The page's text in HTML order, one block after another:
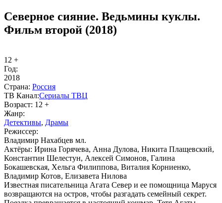
Северное сияние. Ведьмины куклы.
Фильм второй (2018)
12 +
Год:
2018
Стра­на: Рос­сия
ТВ Ка­нал:Сериалы ТВЦ
Воз­раст: 12 +
Жанр:
Де­тек­ти­вы, Дра­мы
Ре­жис­сер:
Владимир Нахабцев мл.
Ак­тё­ры: Ирина Горячева, Анна Дулова, Никита Плащевский,
Константин Шелестун, Алексей Симонов, Галина
Бокашевская, Хельга Филиппова, Виталия Корниенко,
Владимир Котов, Елизавета Нилова
Известная писательница Агата Север и ее помощница Маруся
возвращаются на остров, чтобы разгадать семейный секрет.